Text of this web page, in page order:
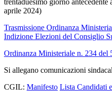
trentaduesimo giorno
aprile 2024)
Trasmissione Ordinanza
Indizione Elezioni del Consiglio
Ordinanza Ministeriale n. 234 del
Si allegano comunicazioni
CGIL: Manifesto Lista Candidati